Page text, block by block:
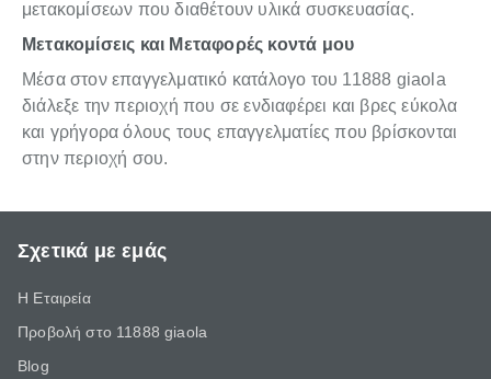
μετακομίσεων που διαθέτουν υλικά συσκευασίας.
Μετακομίσεις και Μεταφορές κοντά μου
Μέσα στον επαγγελματικό κατάλογο του 11888 giaola
διάλεξε την περιοχή που σε ενδιαφέρει και βρες εύκολα
και γρήγορα όλους τους επαγγελματίες που βρίσκονται
στην περιοχή σου.
Σχετικά με εμάς
Η Εταιρεία
Προβολή στο 11888 giaola
Blog